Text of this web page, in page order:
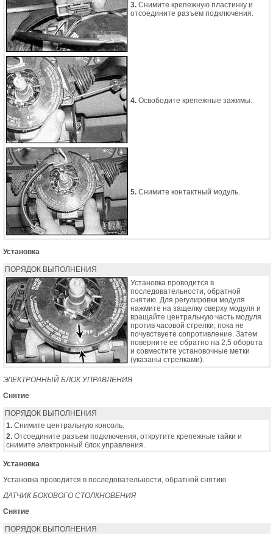
3. Снимите крепежную пластинку и
отсоедините разъем подключения.
4. Освободите крепежные зажимы.
5. Снимите контактный модуль.
Установка
ПОРЯДОК ВЫПОЛНЕНИЯ
Установка проводится в
последовательности, обратной
снятию. Для регулировки модуля
нажмите на защелку сверху модуля и
вращайте центральную часть модуля
против часовой стрелки, пока не
почувствуете сопротивление. Затем
поверните ее обратно на 2,5 оборота
и совместите установочные метки
(указаны стрелками).
ЭЛЕКТРОННЫЙ БЛОК УПРАВЛЕНИЯ
Снятие
ПОРЯДОК ВЫПОЛНЕНИЯ
1. Снимите центральную консоль.
2. Отсоедините разъем подключения, открутите крепежные гайки и
снимите электронный блок управления.
Установка
Установка проводится в последовательности, обратной снятию.
ДАТЧИК БОКОВОГО СТОЛКНОВЕНИЯ
Снятие
ПОРЯДОК ВЫПОЛНЕНИЯ